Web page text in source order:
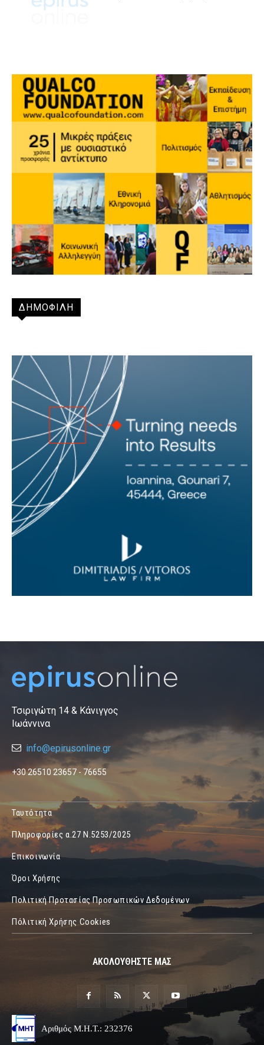
ΔΗΜΟΦΙΛΗ
Τσιριγώτη 14 & Κάνιγγος
Ιωάννινα
info@epirusonline.gr
+30 26510 23657 - 76655
Ταυτότητα
Πληροφορίες α.27 Ν.5253/2025
Επικοινωνία
Όροι Χρήσης
Πολιτική Προτασίας Προσωπικών Δεδομένων
Πόλιτική Χρήσης Cookies
ΑΚΟΛΟΥΘΗΣΤΕ ΜΑΣ
Αριθμός Μ.Η.Τ.: 232376